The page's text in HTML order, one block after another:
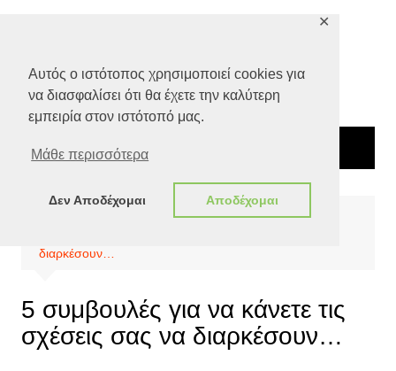
Αυτός ο ιστότοπος χρησιμοποιεί cookies για
να διασφαλίσει ότι θα έχετε την καλύτερη
εμπειρία στον ιστότοπό μας.
Μάθε περισσότερα
Δεν Αποδέχομαι Αποδέχομαι
✕
Special Features
διαρκέσουν…
5 συμβουλές για να κάνετε τις
σχέσεις σας να διαρκέσουν…